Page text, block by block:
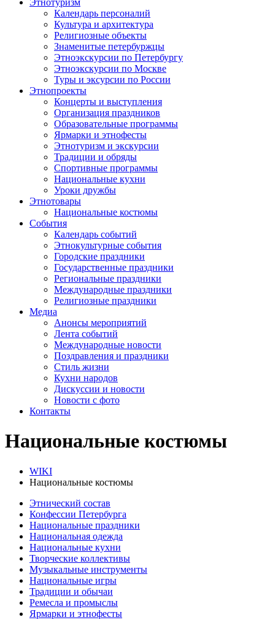
Этнотуризм
Календарь персоналий
Культура и архитектура
Религиозные объекты
Знаменитые петербуржцы
Этноэкскурсии по Петербургу
Этноэкскурсии по Москве
Туры и эксурсии по России
Этнопроекты
Концерты и выступления
Организация праздников
Образовательные программы
Ярмарки и этнофесты
Этнотуризм и экскурсии
Традиции и обряды
Спортивные программы
Национальные кухни
Уроки дружбы
Этнотовары
Национальные костюмы
События
Календарь событий
Этнокультурные события
Городские праздники
Государственные праздники
Региональные праздники
Международные праздники
Религиозные праздники
Медиа
Анонсы мероприятий
Лента событий
Международные новости
Поздравления и праздники
Cтиль жизни
Кухни народов
Дискуссии и новости
Новости с фото
Контакты
Национальные костюмы
WIKI
Национальные костюмы
Этнический состав
Конфессии Петербурга
Национальные праздники
Национальная одежда
Национальные кухни
Творческие коллективы
Музыкальные инструменты
Национальные игры
Традиции и обычаи
Ремесла и промыслы
Ярмарки и этнофесты